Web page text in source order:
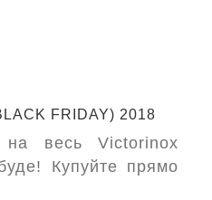
FRIDAY) 2018
весь Victorinox
Купуйте прямо